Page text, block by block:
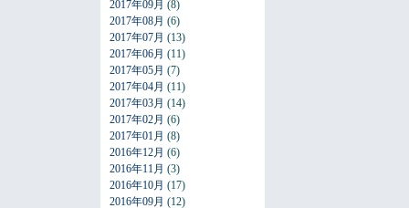
2017年09月 (8)
2017年08月 (6)
2017年07月 (13)
2017年06月 (11)
2017年05月 (7)
2017年04月 (11)
2017年03月 (14)
2017年02月 (6)
2017年01月 (8)
2016年12月 (6)
2016年11月 (3)
2016年10月 (17)
2016年09月 (12)